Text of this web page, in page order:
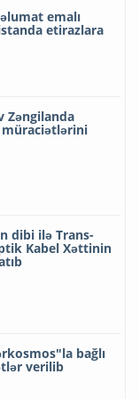
emalı
etirazlara
Zəngilanda
müraciətlərini
dibi ilə Trans-
Kabel Xəttinin
bağlı
verilib